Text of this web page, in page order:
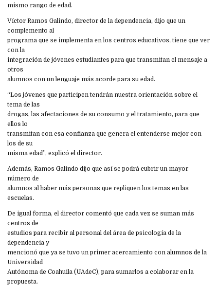
mismo rango de edad.
Víctor Ramos Galindo, director de la dependencia, dijo que un
complemento al
programa que se implementa en los centros educativos, tiene que ver
con la
integración de jóvenes estudiantes para que transmitan el mensaje a
otros
alumnos con un lenguaje más acorde para su edad.
“Los jóvenes que participen tendrán nuestra orientación sobre el
tema de las
drogas, las afectaciones de su consumo y el tratamiento, para que
ellos lo
transmitan con esa confianza que genera el entenderse mejor con
los de su
misma edad”, explicó el director.
Además, Ramos Galindo dijo que así se podrá cubrir un mayor
número de
alumnos al haber más personas que repliquen los temas en las
escuelas.
De igual forma, el director comentó que cada vez se suman más
centros de
estudios para recibir al personal del área de psicología de la
dependencia y
mencionó que ya se tuvo un primer acercamiento con alumnos de la
Universidad
Autónoma de Coahuila (UAdeC), para sumarlos a colaborar en la
propuesta.